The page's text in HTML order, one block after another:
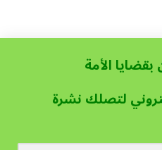
الأمة
لتصلك نشرة